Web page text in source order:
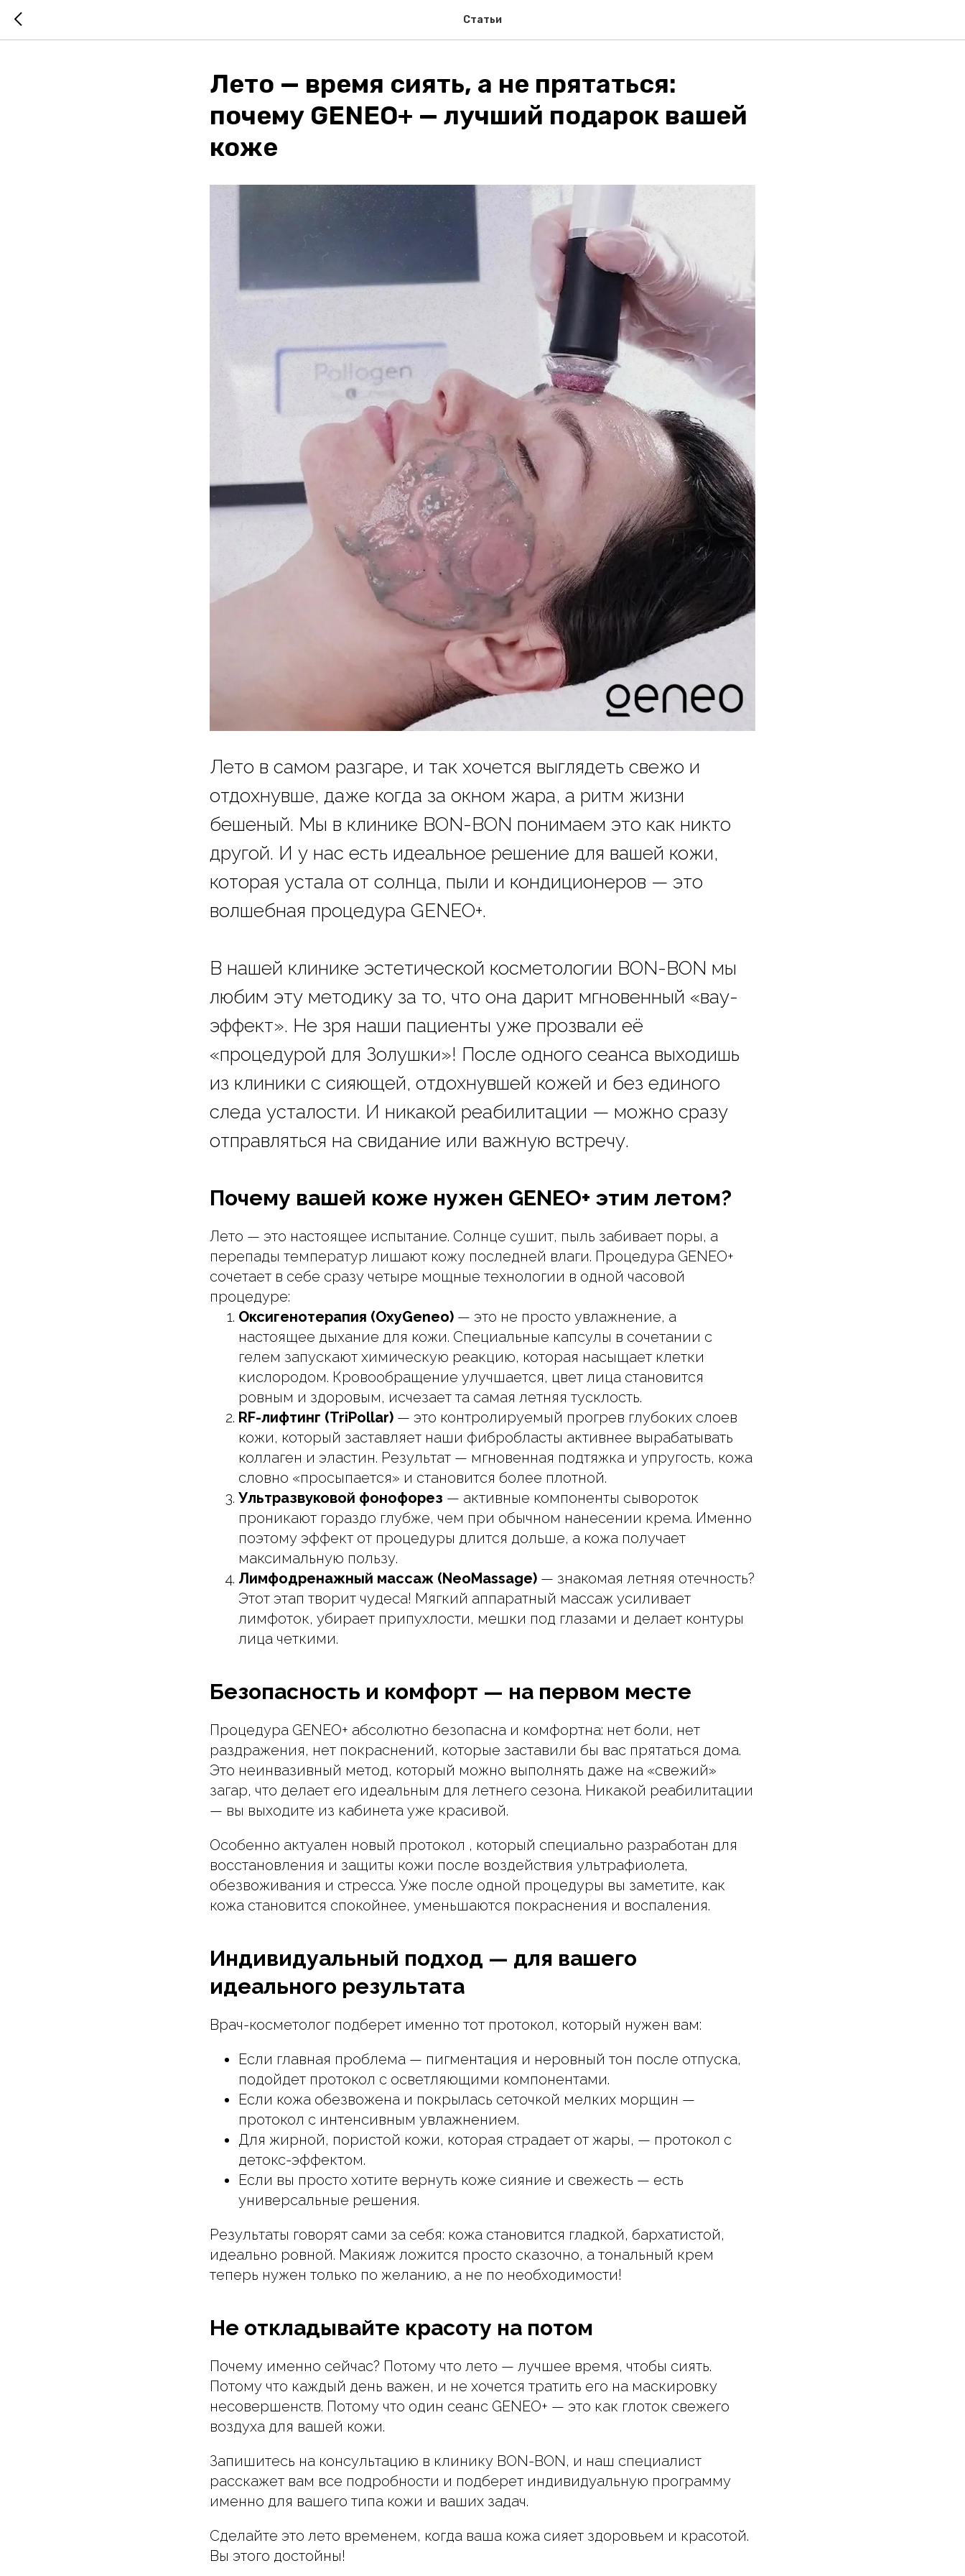
Статьи
Лето — время сиять, а не прятаться:
почему GENEO+ — лучший подарок вашей
коже
Лето в самом разгаре, и так хочется выглядеть свежо и
отдохнувше, даже когда за окном жара, а ритм жизни
бешеный. Мы в клинике BON-BON понимаем это как никто
другой. И у нас есть идеальное решение для вашей кожи,
которая устала от солнца, пыли и кондиционеров — это
волшебная процедура GENEO+.
В нашей клинике эстетической косметологии BON-BON мы
любим эту методику за то, что она дарит мгновенный «вау-
эффект». Не зря наши пациенты уже прозвали её
«процедурой для Золушки»! После одного сеанса выходишь
из клиники с сияющей, отдохнувшей кожей и без единого
следа усталости. И никакой реабилитации — можно сразу
отправляться на свидание или важную встречу.
Почему вашей коже нужен GENEO+ этим летом?
Лето — это настоящее испытание. Солнце сушит, пыль забивает поры, а
перепады температур лишают кожу последней влаги. Процедура GENEO+
сочетает в себе сразу четыре мощные технологии в одной часовой
процедуре:
Оксигенотерапия (OxyGeneo) — это не просто увлажнение, а
настоящее дыхание для кожи. Специальные капсулы в сочетании с
гелем запускают химическую реакцию, которая насыщает клетки
кислородом. Кровообращение улучшается, цвет лица становится
ровным и здоровым, исчезает та самая летняя тусклость.
RF-лифтинг (TriPollar) — это контролируемый прогрев глубоких слоев
кожи, который заставляет наши фибробласты активнее вырабатывать
коллаген и эластин. Результат — мгновенная подтяжка и упругость, кожа
словно «просыпается» и становится более плотной.
Ультразвуковой фонофорез — активные компоненты сывороток
проникают гораздо глубже, чем при обычном нанесении крема. Именно
поэтому эффект от процедуры длится дольше, а кожа получает
максимальную пользу.
Лимфодренажный массаж (NeoMassage) — знакомая летняя отечность?
Этот этап творит чудеса! Мягкий аппаратный массаж усиливает
лимфоток, убирает припухлости, мешки под глазами и делает контуры
лица четкими.
Безопасность и комфорт — на первом месте
Процедура GENEO+ абсолютно безопасна и комфортна: нет боли, нет
раздражения, нет покраснений, которые заставили бы вас прятаться дома.
Это неинвазивный метод, который можно выполнять даже на «свежий»
загар, что делает его идеальным для летнего сезона. Никакой реабилитации
— вы выходите из кабинета уже красивой.
Особенно актуален новый протокол , который специально разработан для
восстановления и защиты кожи после воздействия ультрафиолета,
обезвоживания и стресса. Уже после одной процедуры вы заметите, как
кожа становится спокойнее, уменьшаются покраснения и воспаления.
Индивидуальный подход — для вашего
идеального результата
Врач-косметолог подберет именно тот протокол, который нужен вам:
Если главная проблема — пигментация и неровный тон после отпуска,
подойдет протокол с осветляющими компонентами.
Если кожа обезвожена и покрылась сеточкой мелких морщин —
протокол с интенсивным увлажнением.
Для жирной, пористой кожи, которая страдает от жары, — протокол с
детокс-эффектом.
Если вы просто хотите вернуть коже сияние и свежесть — есть
универсальные решения.
Результаты говорят сами за себя: кожа становится гладкой, бархатистой,
идеально ровной. Макияж ложится просто сказочно, а тональный крем
теперь нужен только по желанию, а не по необходимости!
Не откладывайте красоту на потом
Почему именно сейчас? Потому что лето — лучшее время, чтобы сиять.
Потому что каждый день важен, и не хочется тратить его на маскировку
несовершенств. Потому что один сеанс GENEO+ — это как глоток свежего
воздуха для вашей кожи.
Запишитесь на консультацию в клинику BON-BON, и наш специалист
расскажет вам все подробности и подберет индивидуальную программу
именно для вашего типа кожи и ваших задач.
Сделайте это лето временем, когда ваша кожа сияет здоровьем и красотой.
Вы этого достойны!